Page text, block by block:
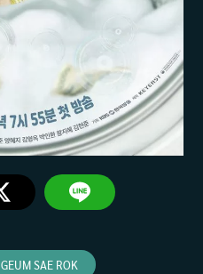
GEUM SAE ROK